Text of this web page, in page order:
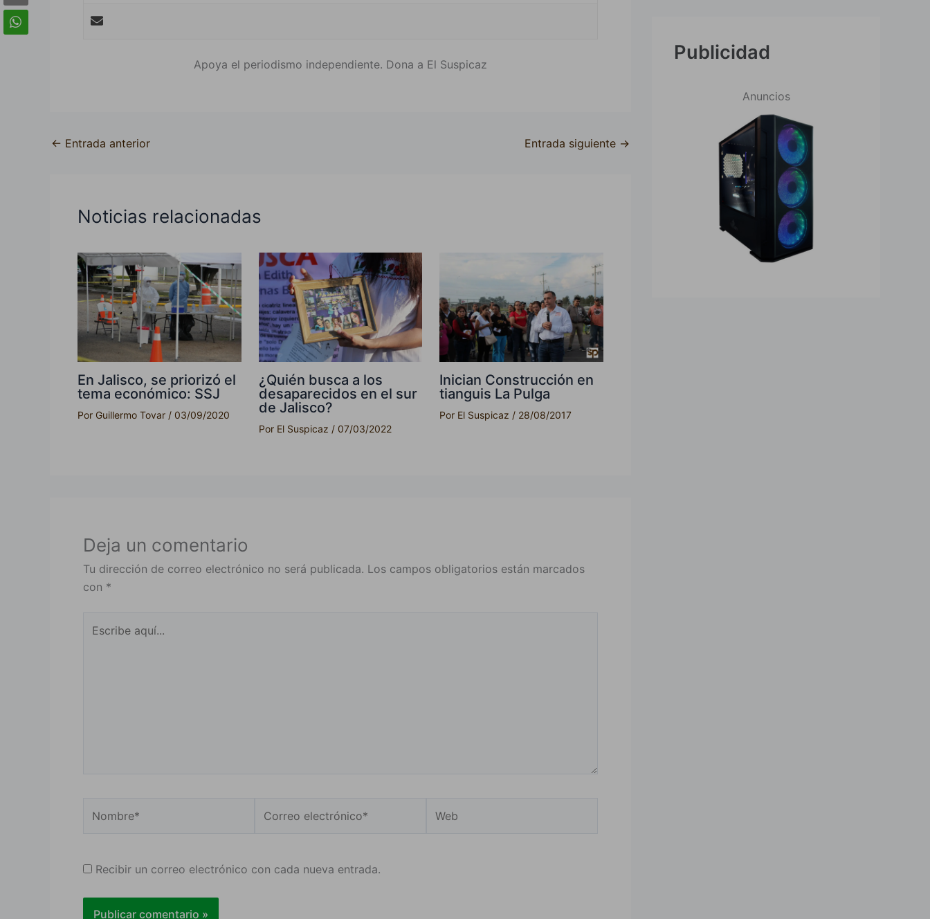
Apoya el periodismo independiente. Dona a El Suspicaz
← Entrada anterior Entrada siguiente →
Noticias relacionadas
En Jalisco, se priorizó el
tema económico: SSJ
Por Guillermo Tovar / 03/09/2020
¿Quién busca a los
desaparecidos en el sur
de Jalisco?
Por El Suspicaz / 07/03/2022
Inician Construcción en
tianguis La Pulga
Por El Suspicaz / 28/08/2017
Deja un comentario
Tu dirección de correo electrónico no será publicada. Los campos obligatorios están marcados
con *
aquí...
electrónico*
Recibir un correo electrónico con cada nueva entrada.
Publicidad
Anuncios